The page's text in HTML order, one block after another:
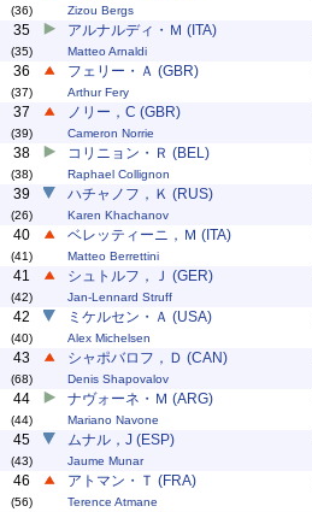
(36) Zizou Bergs
35
(35)
アルナルディ・Ｍ (ITA)
Matteo Arnaldi
36
(37)
フェリー・Ａ (GBR)
Arthur Fery
37
(39)
ノリー，C (GBR)
Cameron Norrie
38
(38)
コリニョン・Ｒ (BEL)
Raphael Collignon
39
(26)
ハチャノフ，Ｋ (RUS)
Karen Khachanov
40
(41)
ベレッティーニ，Ｍ (ITA)
Matteo Berrettini
41
(42)
シュトルフ，Ｊ (GER)
Jan-Lennard Struff
42
(40)
ミケルセン・Ａ (USA)
Alex Michelsen
43
(68)
シャポバロフ，Ｄ (CAN)
Denis Shapovalov
44
(44)
ナヴォーネ・Ｍ (ARG)
Mariano Navone
45
(43)
ムナル，J (ESP)
Jaume Munar
46
(56)
アトマン・Ｔ (FRA)
Terence Atmane